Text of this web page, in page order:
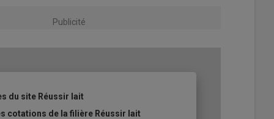
Publicité
du site Réussir lait
cotations de la filière Réussir lait